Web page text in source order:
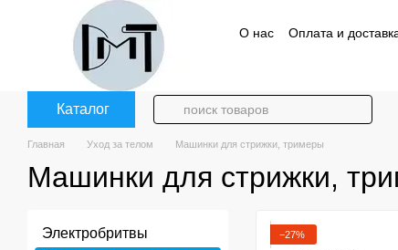
Перейти к основному контенту
О нас
Оплата и
Каталог
Главная Уход за телом Машинки для стрижки, тримеры
Машинки для стрижки,
−27%
Электробритвы